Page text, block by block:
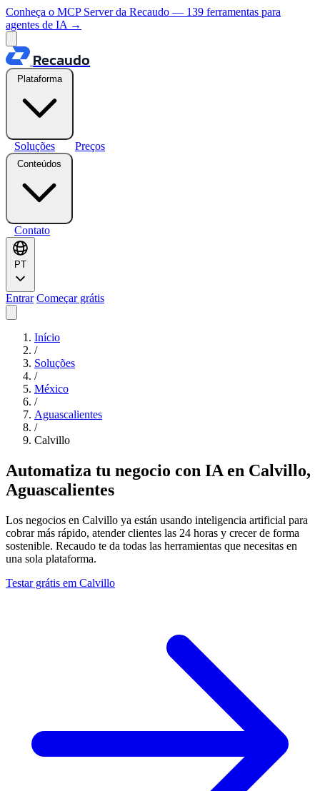
Conheça o MCP Server da Recaudo — 139 ferramentas para
agentes de IA →
Recaudo
Plataforma
Soluções Preços
Conteúdos
Contato
PT
Entrar Começar grátis
Início
/
Soluções
/
México
/
Aguascalientes
/
Calvillo
Automatiza tu negocio con IA en Calvillo,
Aguascalientes
Los negocios en Calvillo ya están usando inteligencia artificial para
cobrar más rápido, atender clientes las 24 horas y crecer de forma
sostenible. Recaudo te da todas las herramientas que necesitas en
una sola plataforma.
Testar grátis em Calvillo